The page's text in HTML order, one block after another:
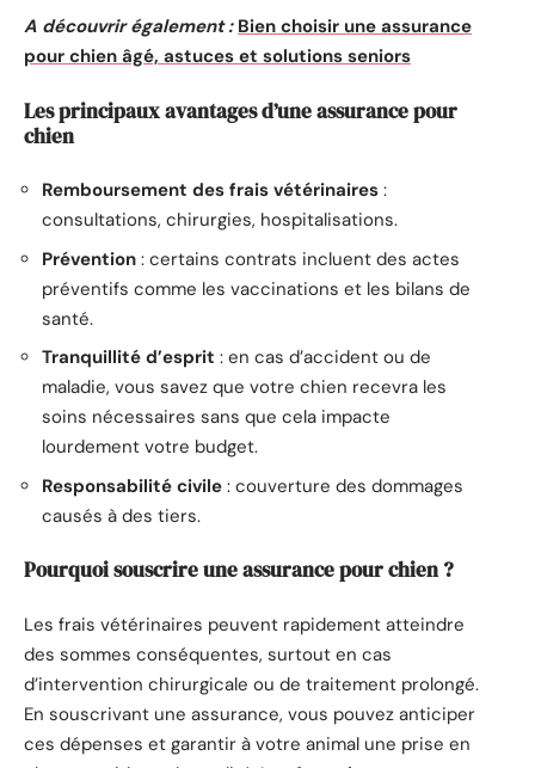
A découvrir également : Bien choisir une assurance
pour chien âgé, astuces et solutions seniors
Les principaux avantages d’une assurance pour
chien
Remboursement des frais vétérinaires :
consultations, chirurgies, hospitalisations.
Prévention : certains contrats incluent des actes
préventifs comme les vaccinations et les bilans de
santé.
Tranquillité d’esprit : en cas d’accident ou de
maladie, vous savez que votre chien recevra les
soins nécessaires sans que cela impacte
lourdement votre budget.
Responsabilité civile : couverture des dommages
causés à des tiers.
Pourquoi souscrire une assurance pour chien ?
Les frais vétérinaires peuvent rapidement atteindre
des sommes conséquentes, surtout en cas
d’intervention chirurgicale ou de traitement prolongé.
En souscrivant une assurance, vous pouvez anticiper
ces dépenses et garantir à votre animal une prise en